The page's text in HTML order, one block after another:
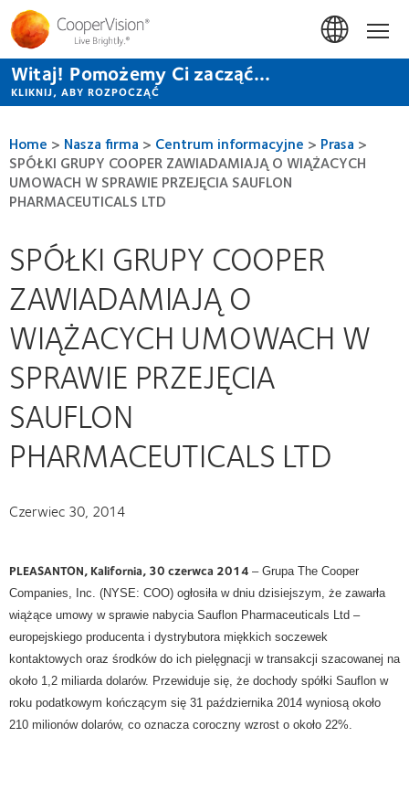
Przejdź
do
treści
Witaj! Pomożemy Ci zacząć...
KLIKNIJ, ABY ROZPOCZĄĆ
Home > Nasza firma > Centrum informacyjne > Prasa >
SPÓŁKI GRUPY COOPER ZAWIADAMIAJĄ O WIĄŻACYCH
UMOWACH W SPRAWIE PRZEJĘCIA SAUFLON
PHARMACEUTICALS LTD
SPÓŁKI GRUPY COOPER
ZAWIADAMIAJĄ O
WIĄŻACYCH UMOWACH W
SPRAWIE PRZEJĘCIA
SAUFLON
PHARMACEUTICALS LTD
Czerwiec 30, 2014
PLEASANTON, Kalifornia, 30 czerwca 2014 – Grupa The Cooper
Companies, Inc. (NYSE: COO) ogłosiła w dniu dzisiejszym, że zawarła
wiążące umowy w sprawie nabycia Sauflon Pharmaceuticals Ltd –
europejskiego producenta i dystrybutora miękkich soczewek
kontaktowych oraz środków do ich pielęgnacji w transakcji szacowanej na
około 1,2 miliarda dolarów. Przewiduje się, że dochody spółki Sauflon w
roku podatkowym kończącym się 31 października 2014 wyniosą około
210 milionów dolarów, co oznacza coroczny wzrost o około 22%.